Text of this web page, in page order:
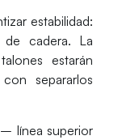
estabilidad:
de cadera. La
estarán
separarlos
línea superior